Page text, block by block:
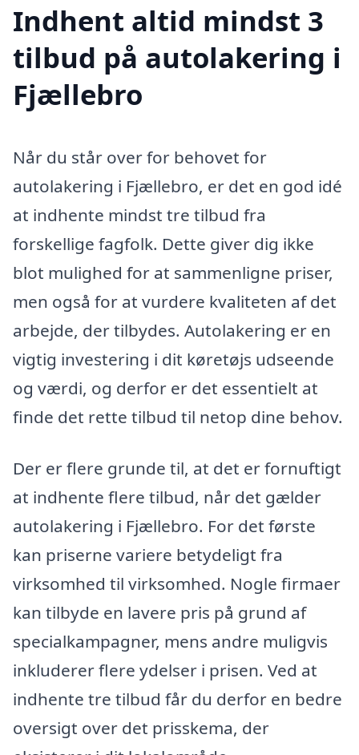
Indhent altid mindst 3
tilbud på autolakering i
Fjællebro
Når du står over for behovet for
autolakering i Fjællebro, er det en god idé
at indhente mindst tre tilbud fra
forskellige fagfolk. Dette giver dig ikke
blot mulighed for at sammenligne priser,
men også for at vurdere kvaliteten af det
arbejde, der tilbydes. Autolakering er en
vigtig investering i dit køretøjs udseende
og værdi, og derfor er det essentielt at
finde det rette tilbud til netop dine behov.
Der er flere grunde til, at det er fornuftigt
at indhente flere tilbud, når det gælder
autolakering i Fjællebro. For det første
kan priserne variere betydeligt fra
virksomhed til virksomhed. Nogle firmaer
kan tilbyde en lavere pris på grund af
specialkampagner, mens andre muligvis
inkluderer flere ydelser i prisen. Ved at
indhente tre tilbud får du derfor en bedre
oversigt over det prisskema, der